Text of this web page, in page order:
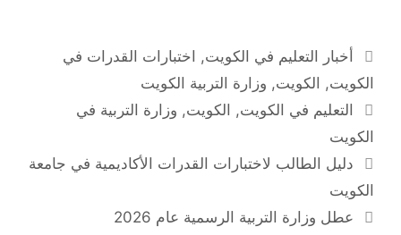
التصنيفات
أخبار التعليم في الكويت, اختبارات القدرات في
الكويت, الكويت, وزارة التربية الكويت
الوسوم
التعليم في الكويت, الكويت, وزارة التربية في
الكويت
دليل الطالب لاختبارات القدرات الأكاديمية في جامعة
الكويت
عطل وزارة التربية الرسمية عام 2026